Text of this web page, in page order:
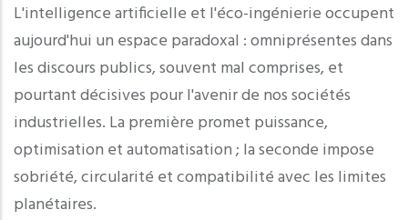
L'intelligence artificielle et l'éco-ingénierie occupent
aujourd'hui un espace paradoxal : omniprésentes dans
les discours publics, souvent mal comprises, et
pourtant décisives pour l'avenir de nos sociétés
industrielles. La première promet puissance,
optimisation et automatisation ; la seconde impose
sobriété, circularité et compatibilité avec les limites
planétaires.